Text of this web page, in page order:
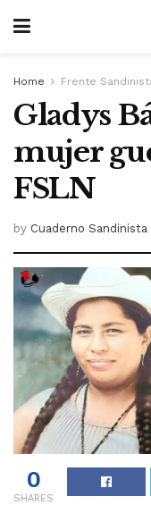
Home Frente
Gladys
mujer
FSLN
by Cuaderno Sandinista
0
SHARES